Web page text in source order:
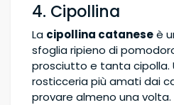
4. Cipollina
La cipollina cataneseè
sfoglia ripieno di
prosciutto e tanta cipolla.
rosticceria più amati dai
provare almeno una volta.